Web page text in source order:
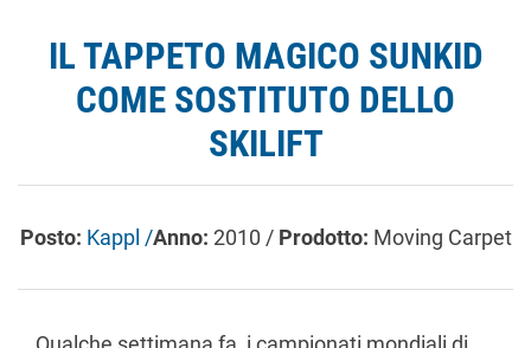
IL TAPPETO MAGICO SUNKID
COME SOSTITUTO DELLO
SKILIFT
Posto: Kappl /Anno: 2010 / Prodotto: Moving Carpet